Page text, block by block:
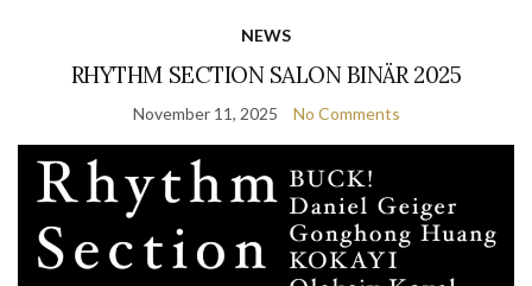
NEWS
RHYTHM SECTION SALON BINÄR 2025
November 11, 2025 No Comments